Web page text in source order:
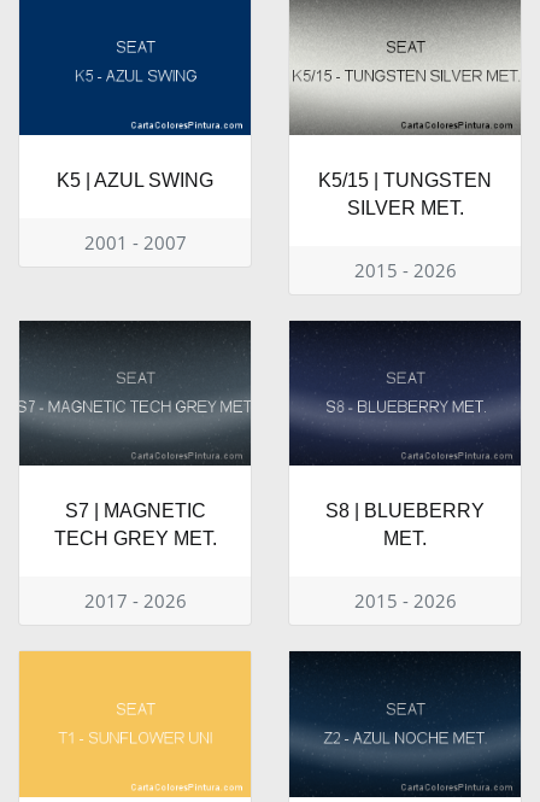
K5 | AZUL SWING
2001 - 2007
K5/15 | TUNGSTEN
SILVER MET.
2015 - 2026
S7 | MAGNETIC
TECH GREY MET.
2017 - 2026
S8 | BLUEBERRY
MET.
2015 - 2026